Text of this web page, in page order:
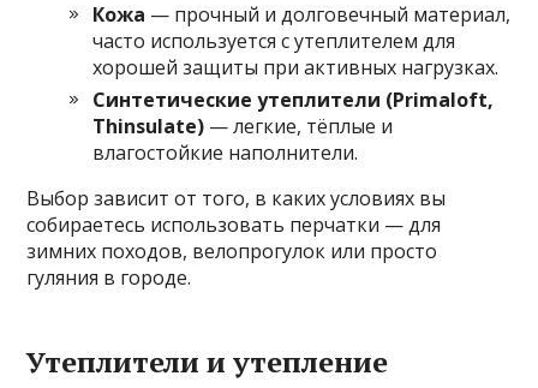
Кожа — прочный и долговечный материал,
часто используется с утеплителем для
хорошей защиты при активных нагрузках.
Синтетические утеплители (Primaloft,
Thinsulate) — легкие, тёплые и
влагостойкие наполнители.
Выбор зависит от того, в каких условиях вы
собираетесь использовать перчатки — для
зимних походов, велопрогулок или просто
гуляния в городе.
Утеплители и утепление